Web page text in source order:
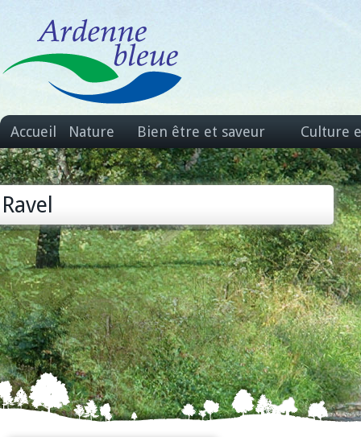
Accueil Nature Bien être et saveur Culture
Ravel